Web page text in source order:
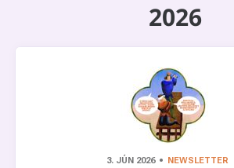
2026
3. JÚN 2026 NEWSLETTER